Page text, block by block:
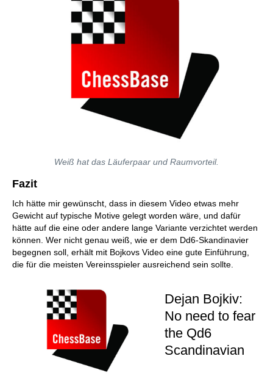
Weiß hat das Läuferpaar und Raumvorteil.
Fazit
Ich hätte mir gewünscht, dass in diesem Video etwas mehr
Gewicht auf typische Motive gelegt worden wäre, und dafür
hätte auf die eine oder andere lange Variante verzichtet werden
können. Wer nicht genau weiß, wie er dem Dd6-Skandinavier
begegnen soll, erhält mit Bojkovs Video eine gute Einführung,
die für die meisten Vereinsspieler ausreichend sein sollte.
Dejan Bojkiv:
No need to fear
the Qd6
Scandinavian